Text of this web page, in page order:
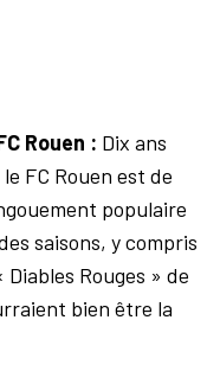
Rouen : Dix ans
FC Rouen est de
populaire
saisons, y compris
Rouges » de
bien être la